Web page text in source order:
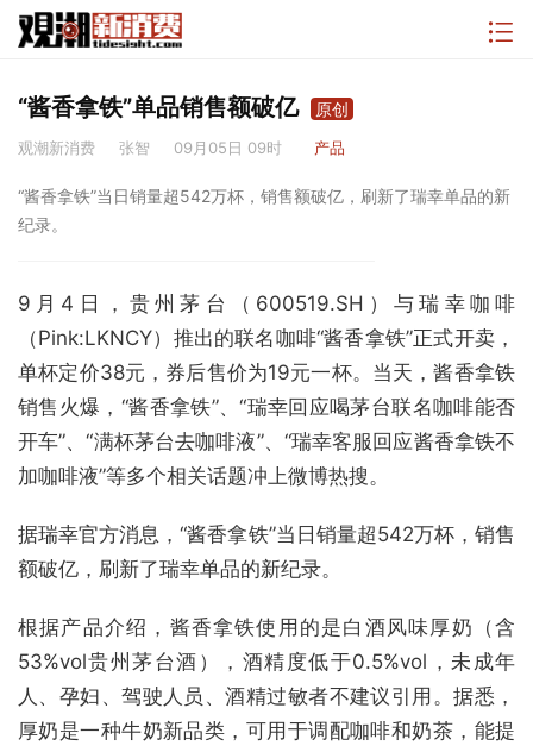
“酱香拿铁”单品销售额破亿 原创
观潮新消费 张智 09月05日 09时 产品
“酱香拿铁”当日销量超542万杯，销售额破亿，刷新了瑞幸单品的新
纪录。
9月4日，贵州茅台（600519.SH）与瑞幸咖啡
（Pink:LKNCY）推出的联名咖啡“酱香拿铁”正式开卖，
单杯定价38元，券后售价为19元一杯。当天，酱香拿铁
销售火爆，“酱香拿铁”、“瑞幸回应喝茅台联名咖啡能否
开车”、“满杯茅台去咖啡液”、“瑞幸客服回应酱香拿铁不
加咖啡液”等多个相关话题冲上微博热搜。
据瑞幸官方消息，“酱香拿铁”当日销量超542万杯，销售
额破亿，刷新了瑞幸单品的新纪录。
根据产品介绍，酱香拿铁使用的是白酒风味厚奶（含
53%vol贵州茅台酒），酒精度低于0.5%vol，未成年
人、孕妇、驾驶人员、酒精过敏者不建议引用。据悉，
厚奶是一种牛奶新品类，可用于调配咖啡和奶茶，能提